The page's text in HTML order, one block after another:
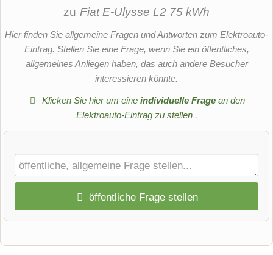
zu Fiat E-Ulysse L2 75 kWh
Hier finden Sie allgemeine Fragen und Antworten zum Elektroauto-
Eintrag. Stellen Sie eine Frage, wenn Sie ein öffentliches,
allgemeines Anliegen haben, das auch andere Besucher
interessieren könnte.
Klicken Sie hier um eineindividuelle Frage an den
Elektroauto-Eintrag zu stellen .
öffentliche Frage stellen